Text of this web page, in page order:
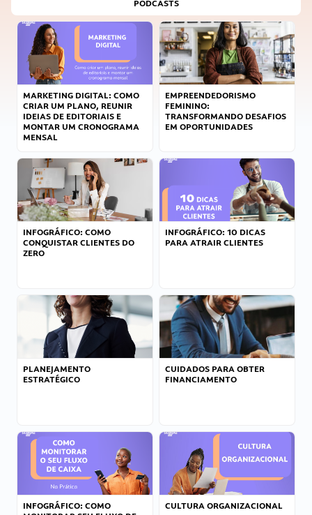
PODCASTS
MARKETING DIGITAL: COMO
CRIAR UM PLANO, REUNIR
IDEIAS DE EDITORIAIS E
MONTAR UM CRONOGRAMA
MENSAL
EMPREENDEDORISMO
FEMININO:
TRANSFORMANDO DESAFIOS
EM OPORTUNIDADES
INFOGRÁFICO: COMO
CONQUISTAR CLIENTES DO
ZERO
INFOGRÁFICO: 10 DICAS
PARA ATRAIR CLIENTES
PLANEJAMENTO
ESTRATÉGICO
CUIDADOS PARA OBTER
FINANCIAMENTO
INFOGRÁFICO: COMO
CULTURA ORGANIZACIONAL